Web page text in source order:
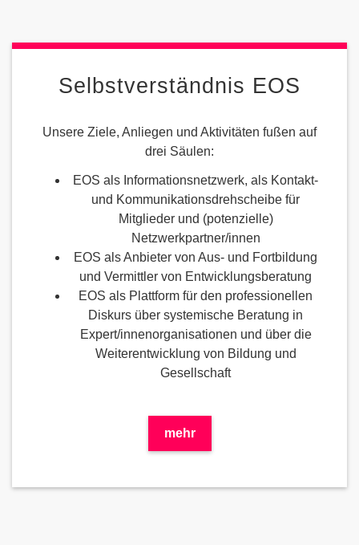
Selbstverständnis EOS
Unsere Ziele, Anliegen und Aktivitäten fußen auf
drei Säulen:
EOS als Informationsnetzwerk, als Kontakt-
und Kommunikationsdrehscheibe für
Mitglieder und (potenzielle)
Netzwerkpartner/innen
EOS als Anbieter von Aus- und Fortbildung
und Vermittler von Entwicklungsberatung
EOS als Plattform für den professionellen
Diskurs über systemische Beratung in
Expert/innenorganisationen und über die
Weiterentwicklung von Bildung und
Gesellschaft
mehr